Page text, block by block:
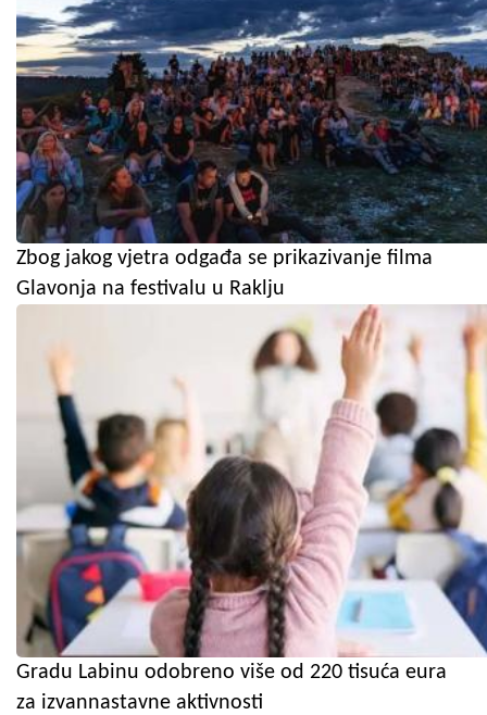
Zbog jakog vjetra odgađa se prikazivanje filma
Glavonja na festivalu u Raklju
Gradu Labinu odobreno više od 220 tisuća eura
za izvannastavne aktivnosti